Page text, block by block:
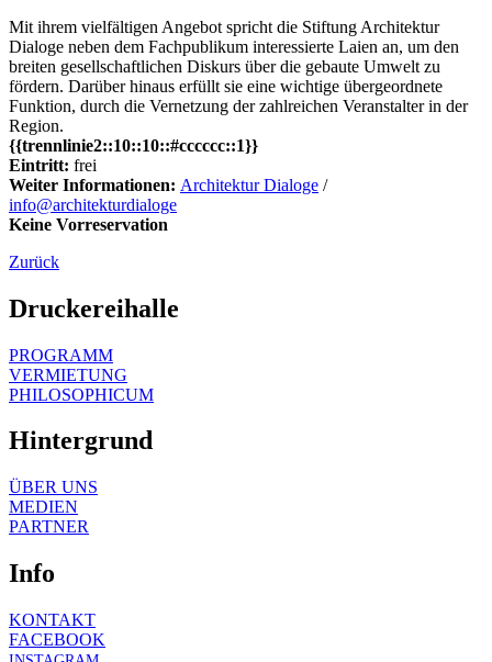
Mit ihrem vielfältigen Angebot spricht die Stiftung Architektur
Dialoge neben dem Fachpublikum interessierte Laien an, um den
breiten gesellschaftlichen Diskurs über die gebaute Umwelt zu
fördern. Darüber hinaus erfüllt sie eine wichtige übergeordnete
Funktion, durch die Vernetzung der zahlreichen Veranstalter in der
Region.
{{trennlinie2::10::10::#cccccc::1}}
Eintritt: frei
Weiter Informationen: Architektur Dialoge /
info@architekturdialoge
Keine Vorreservation
Zurück
Druckereihalle
PROGRAMM
VERMIETUNG
PHILOSOPHICUM
Hintergrund
ÜBER UNS
MEDIEN
PARTNER
Info
KONTAKT
FACEBOOK